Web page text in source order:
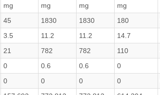
mg
mg
mg
mg
45 1830 1830 180
3.5 11.2 11.2 14.7
21 782 782 110
0 0.6 0.6 0
0 0 0 0